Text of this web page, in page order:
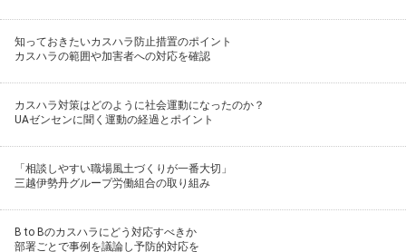
知っておきたいカスハラ防止措置のポイント
カスハラの範囲や加害者への対応を確認
カスハラ対策はどのように社会運動になったのか？
UAゼンセンに聞く運動の経過とポイント
「相談しやすい職場風土づくりが一番大切」
三越伊勢丹グループ労働組合の取り組み
B to Bのカスハラにどう対応すべきか
部署ごとで事例を議論し予防的対応を